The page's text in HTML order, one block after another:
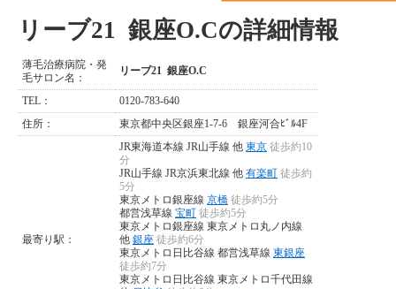
リーブ21 銀座O.Cの詳細情報
薄毛治療病院・発
毛サロン名：
リーブ21 銀座O.C
TEL：
0120-783-640
住所：
東京都中央区銀座1-7-6 銀座河合ﾋﾞﾙ4F
最寄り駅：
JR東海道本線 JR山手線 他 東京 徒歩約10
分
JR山手線 JR京浜東北線 他 有楽町 徒歩約
5分
東京メトロ銀座線 京橋 徒歩約5分
都営浅草線 宝町 徒歩約5分
東京メトロ銀座線 東京メトロ丸ノ内線
他 銀座 徒歩約6分
東京メトロ日比谷線 都営浅草線 東銀座
徒歩約7分
東京メトロ日比谷線 東京メトロ千代田線